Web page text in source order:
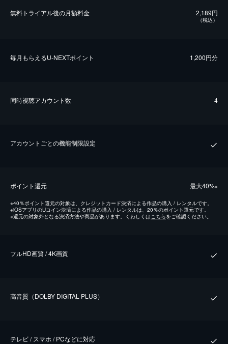
無料トライアル後の⽉額料金 2,189円
（税込）
毎⽉もらえるU-NEXTポイント 1,200円分
同時視聴アカウント数 4
アカウントごとの機能制限設定
ポイント還元 最⼤40%※
※40％ポイント還元の対象は、クレジットカード決済による作品の購入 / レンタルです。
※iOSアプリのUコイン決済による作品の購入 / レンタルは、20％のポイント還元です。
※還元の対象外となる決済方法や商品があります。くわしくはこちらをご確認ください。
フルHD画質 / 4K画質
⾼⾳質（DOLBY DIGITAL PLUS）
テレビ / スマホ / PCなどに対応